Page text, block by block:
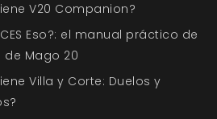
V20 Companion?
Eso?: el manual práctico de
de Mago 20
Villa y Corte: Duelos y